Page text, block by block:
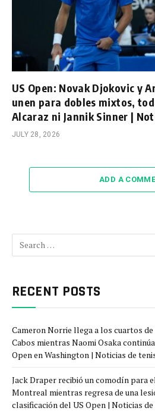
US Open: Novak Djokovic y
unen para dobles mixtos,
Alcaraz ni Jannik Sinner |
JULY 28, 2026
ADD A
RECENT POSTS
Cameron Norrie llega a los cuartos
Cabos mientras Naomi Osaka
Open en Washington | Noticias de
Jack Draper recibió un comodín para
Montreal mientras regresa de una
clasificación del US Open | Noticias